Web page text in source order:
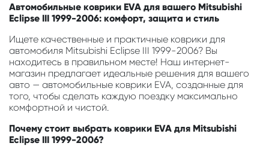
Автомобильные коврики EVA для вашего Mitsubishi
Eclipse III 1999-2006: комфорт, защита и стиль
Ищете качественные и практичные коврики для
автомобиля Mitsubishi Eclipse III 1999-2006? Вы
находитесь в правильном месте! Наш интернет-
магазин предлагает идеальные решения для вашего
авто — автомобильные коврики EVA, созданные для
того, чтобы сделать каждую поездку максимально
комфортной и чистой.
Почему стоит выбрать коврики EVA для Mitsubishi
Eclipse III 1999-2006?